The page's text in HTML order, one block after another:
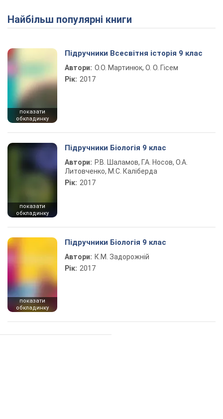
Play Video
Найбільш популярні книги
показати
обкладинку
Підручники Всесвітня історія 9 клас
Автори: О.О. Мартинюк, О. О. Гісем
Рік: 2017
показати
обкладинку
Підручники Біологія 9 клас
Автори: Р.В. Шаламов, Г.А. Носов, О.А.
Литовченко, М.С. Каліберда
Рік: 2017
показати
обкладинку
Підручники Біологія 9 клас
Автори: К.М. Задорожній
Рік: 2017